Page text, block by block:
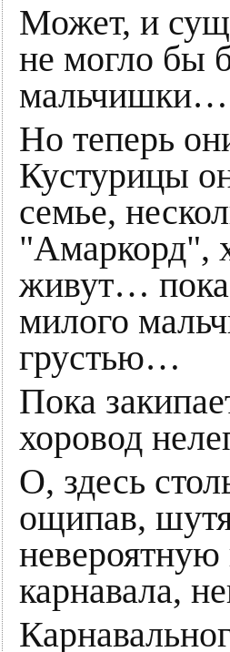
Может, и
не могло бы
мальчишки…
Но теперь
Кустурицы
семье,
"Амаркорд",
живут… пока
милого
грустью…
Пока
хоровод
О, здесь
ощипав,
карнавала,